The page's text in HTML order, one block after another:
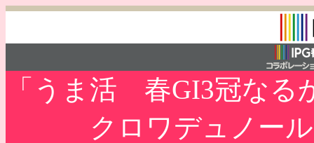
「うま活 春GI3冠なる
クロワデュノー